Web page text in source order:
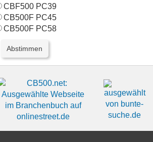
CBF500 PC39
CB500F PC45
CB500F PC58